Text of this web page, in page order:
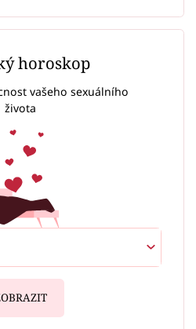
horoskop
vašeho sexuálního
života